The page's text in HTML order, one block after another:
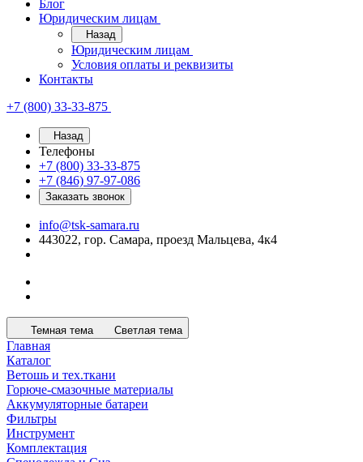
Блог
Юридическим лицам
Назад
Юридическим лицам
Условия оплаты и реквизиты
Контакты
+7 (800) 33-33-875
Назад
Телефоны
+7 (800) 33-33-875
+7 (846) 97-97-086
Заказать звонок
info@tsk-samara.ru
443022, гор. Самара, проезд Мальцева, 4к4
Темная тема Светлая тема
Главная
Каталог
Ветошь и тех.ткани
Горюче-смазочные материалы
Аккумуляторные батареи
Фильтры
Инструмент
Комплектация